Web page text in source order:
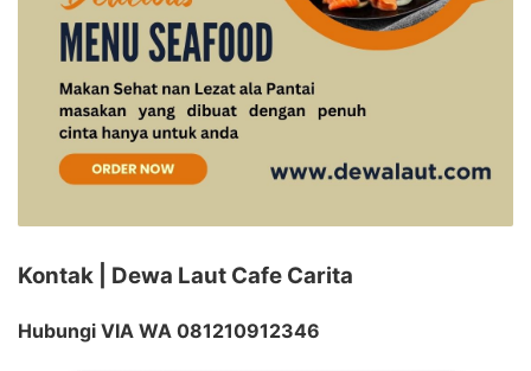
Kontak | Dewa Laut Cafe Carita
Hubungi VIA WA 081210912346